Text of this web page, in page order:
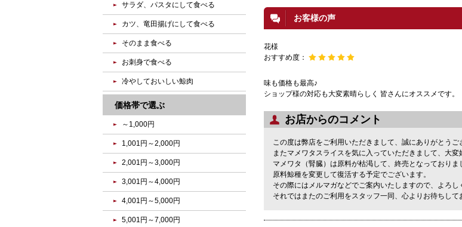
お客様の声
花様
おすすめ度：
味も価格も最高♪
ショップ様の対応も大変素晴らしく 皆さんにオススメです。
お店からのコメント
この度は弊店をご利用いただきまして、誠にありがとうご
またマメワタスライスを気に入っていただきまして、大変
マメワタ（腎臓）は原料が枯渇して、終売となっておりま
原料鯨種を変更して復活する予定でございます。
その際にはメルマガなどでご案内いたしますので、よろし
それではまたのご利用をスタッフ一同、心よりお待ちして
サラダ、パスタにして食べる
カツ、竜田揚げにして食べる
そのまま食べる
お刺身で食べる
冷やしておいしい鯨肉
価格帯で選ぶ
～1,000円
1,001円～2,000円
2,001円～3,000円
3,001円～4,000円
4,001円～5,000円
5,001円～7,000円